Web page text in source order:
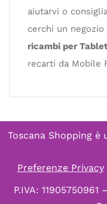
aiutarvi o
cerchi un
ricambi per
recarti da Mobile
Toscana Shopping è
Preferenze Privacy
P.IVA: